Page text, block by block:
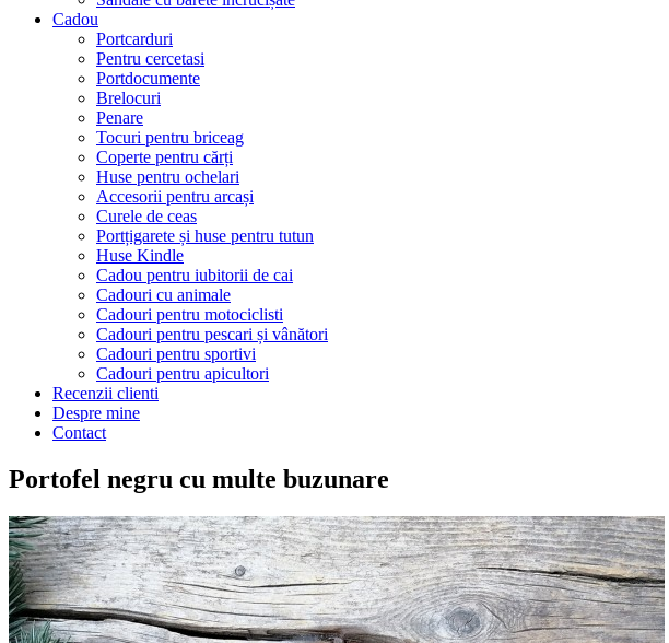
Cadou
Portcarduri
Pentru cercetasi
Portdocumente
Brelocuri
Penare
Tocuri pentru briceag
Coperte pentru cărți
Huse pentru ochelari
Accesorii pentru arcași
Curele de ceas
Portțigarete și huse pentru tutun
Huse Kindle
Cadou pentru iubitorii de cai
Cadouri cu animale
Cadouri pentru motociclisti
Cadouri pentru pescari și vânători
Cadouri pentru sportivi
Cadouri pentru apicultori
Recenzii clienti
Despre mine
Contact
Portofel negru cu multe buzunare